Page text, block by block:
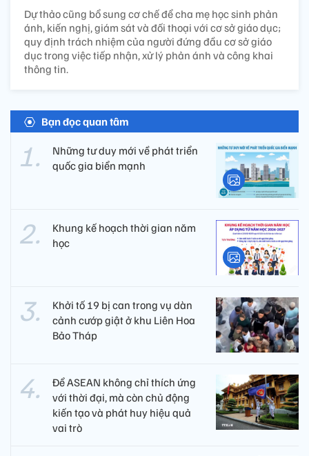
Dự thảo cũng bổ sung cơ chế để cha mẹ học sinh phản
ánh, kiến nghị, giám sát và đối thoại với cơ sở giáo dục;
quy định trách nhiệm của người đứng đầu cơ sở giáo
dục trong việc tiếp nhận, xử lý phản ánh và công khai
thông tin.
Bạn đọc quan tâm
Những tư duy mới về phát triển
quốc gia biển mạnh
Khung kế hoạch thời gian năm
học
Khởi tố 19 bị can trong vụ dàn
cảnh cướp giật ở khu Liên Hoa
Bảo Tháp
Để ASEAN không chỉ thích ứng
với thời đại, mà còn chủ động
kiến tạo và phát huy hiệu quả
vai trò